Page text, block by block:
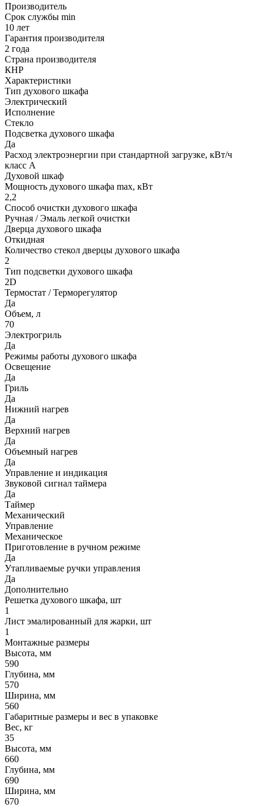
Производитель
Срок службы min
10 лет
Гарантия производителя
2 года
Страна производителя
КНР
Характеристики
Тип духового шкафа
Электрический
Исполнение
Стекло
Подсветка духового шкафа
Да
Расход электроэнергии при стандартной загрузке, кВт/ч
класс A
Духовой шкаф
Мощность духового шкафа max, кВт
2,2
Способ очистки духового шкафа
Ручная / Эмаль легкой очистки
Дверца духового шкафа
Откидная
Количество стекол дверцы духового шкафа
2
Тип подсветки духового шкафа
2D
Термостат / Терморегулятор
Да
Объем, л
70
Электрогриль
Да
Режимы работы духового шкафа
Освещение
Да
Гриль
Да
Нижний нагрев
Да
Верхний нагрев
Да
Объемный нагрев
Да
Управление и индикация
Звуковой сигнал таймера
Да
Таймер
Механический
Управление
Механическое
Приготовление в ручном режиме
Да
Утапливаемые ручки управления
Да
Дополнительно
Решетка духового шкафа, шт
1
Лист эмалированный для жарки, шт
1
Монтажные размеры
Высота, мм
590
Глубина, мм
570
Ширина, мм
560
Габаритные размеры и вес в упаковке
Вес, кг
35
Высота, мм
660
Глубина, мм
690
Ширина, мм
670